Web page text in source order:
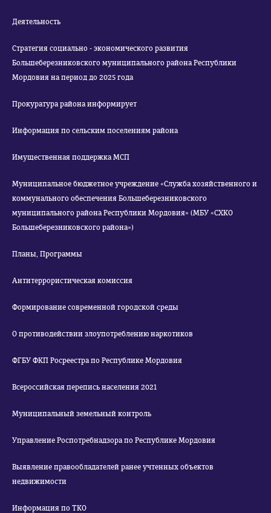
Деятельность
Стратегия социально - экономического развития
Большеберезниковского муниципального района Республики
Мордовия на период до 2025 года
Прокуратура района информирует
Информация по сельским поселениям района
Имущественная поддержка МСП
Муниципальное бюджетное учреждение «Служба хозяйственного и
коммунального обеспечения Большеберезниковского
муниципального района Республики Мордовия» (МБУ «СХКО
Большеберезниковского района»)
Планы, Программы
Антитеррористическая комиссия
Формирование современной городской среды
О противодействии злоупотреблению наркотиков
ФГБУ ФКП Росреестра по Республике Мордовия
Всероссийская перепись населения 2021
Муниципальный земельный контроль
Управление Роспотребнадзора по Республике Мордовия
Выявление правообладателей ранее учтенных объектов
недвижимости
Информация по ТКО